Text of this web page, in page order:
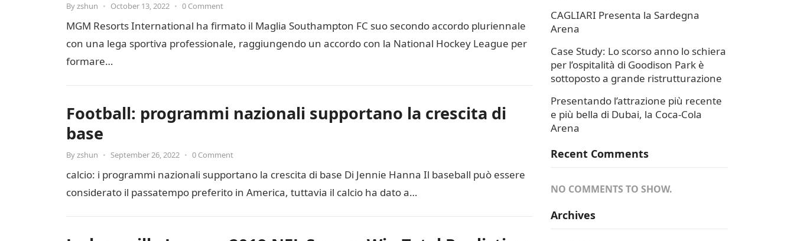
Byzshun • October 13, 2022 • 0 Comment
MGM Resorts International ha firmato il Maglia Southampton FC suo secondo accordo pluriennale
con una lega sportiva professionale, raggiungendo un accordo con la National Hockey League per
formare…
Football: programmi nazionali supportano la crescita di
base
Byzshun • September 26, 2022 • 0 Comment
calcio: i programmi nazionali supportano la crescita di base Di Jennie Hanna Il baseball può essere
considerato il passatempo preferito in America, tuttavia il calcio ha dato a…
CAGLIARI Presenta la Sardegna
Arena
Case Study: Lo scorso anno lo schiera
per l’ospitalità di Goodison Park è
sottoposto a grande ristrutturazione
Presentando l’attrazione più recente
e più bella di Dubai, la Coca-Cola
Arena
Recent Comments
NO COMMENTS TO SHOW.
Archives